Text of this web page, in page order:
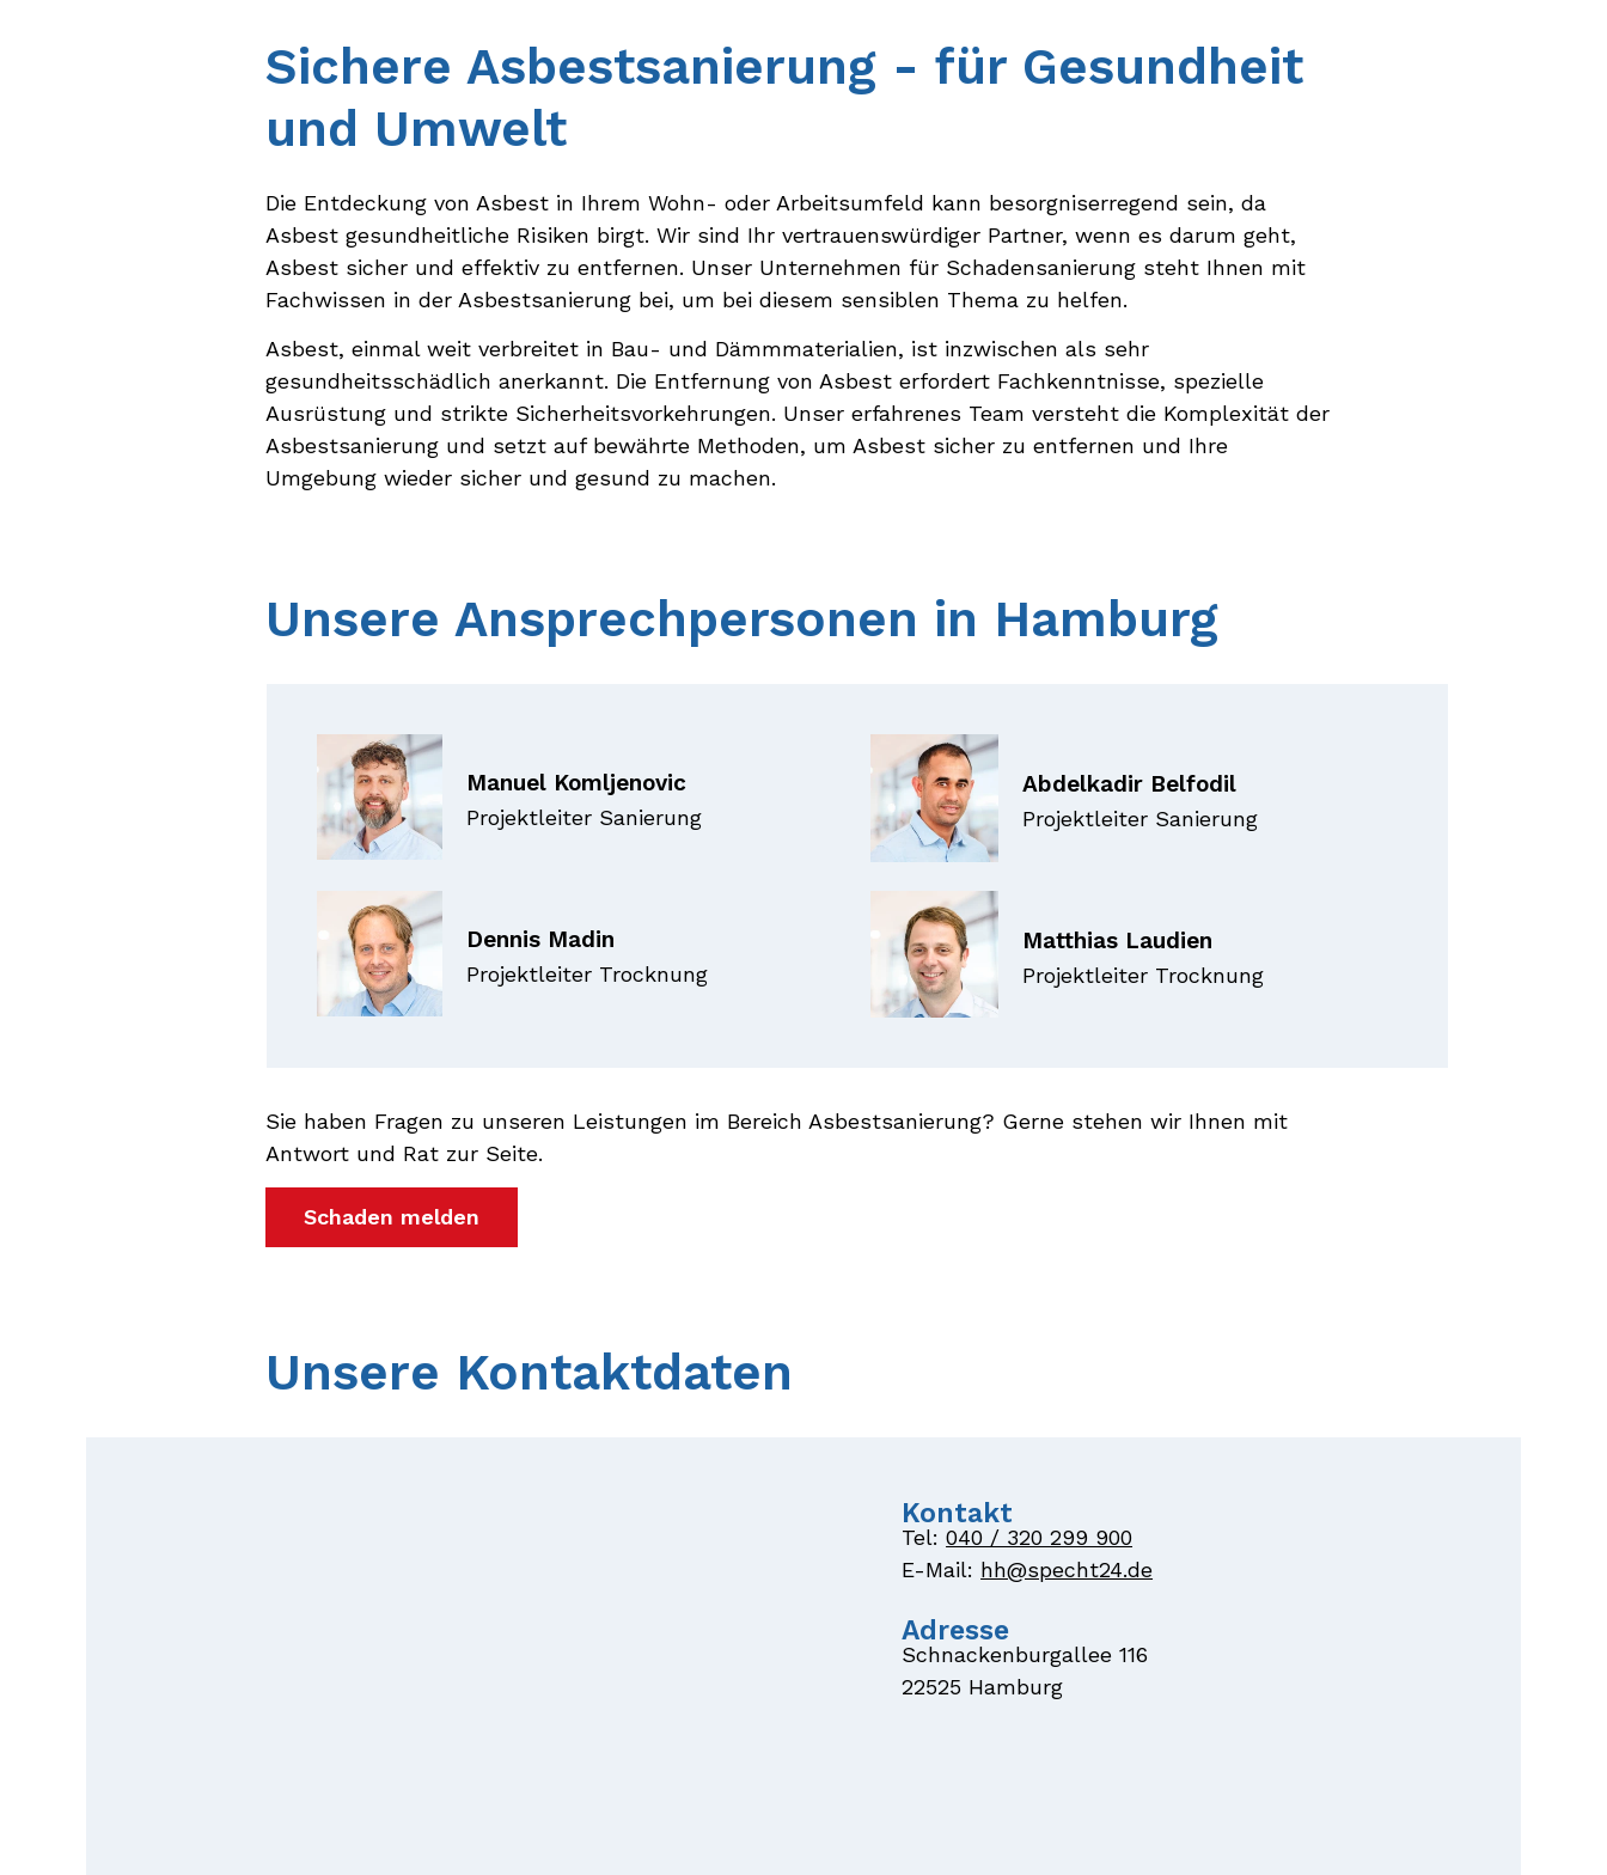
Sichere Asbest­sanierung - für Gesundheit
und Umwelt
Die Entdeckung von Asbest in Ihrem Wohn- oder Arbeitsumfeld kann besorgniserregend sein, da
Asbest gesundheitliche Risiken birgt. Wir sind Ihr vertrauenswürdiger Partner, wenn es darum geht,
Asbest sicher und effektiv zu entfernen. Unser Unternehmen für Schadensanierung steht Ihnen mit
Fachwissen in der Asbestsanierung bei, um bei diesem sensiblen Thema zu helfen.
Asbest, einmal weit verbreitet in Bau- und Dämmmaterialien, ist inzwischen als sehr
gesundheitsschädlich anerkannt. Die Entfernung von Asbest erfordert Fachkenntnisse, spezielle
Ausrüstung und strikte Sicherheitsvorkehrungen. Unser erfahrenes Team versteht die Komplexität der
Asbestsanierung und setzt auf bewährte Methoden, um Asbest sicher zu entfernen und Ihre
Umgebung wieder sicher und gesund zu machen.
Unsere Ansprechpersonen in Hamburg
Manuel Komljenovic
Projektleiter Sanierung
Abdelkadir Belfodil
Projektleiter Sanierung
Dennis Madin
Projektleiter Trocknung
Matthias Laudien
Projektleiter Trocknung
Sie haben Fragen zu unseren Leistungen im Bereich Asbestsanierung? Gerne stehen wir Ihnen mit
Antwort und Rat zur Seite.
Schaden melden
Unsere Kontaktdaten
Kontakt
Tel:040 / 320 299 900
E-Mail: hh@specht24.de
Adresse
Schnackenburgallee 116
22525 Hamburg